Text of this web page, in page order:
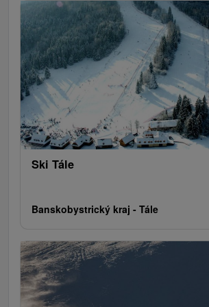
pokój zabaw dla dzieci w hotelu i
empirycznej Tálska Basta
A dodatkowo:
- jezioro z odkrytego basenu i plaży
- ścieżka Kneippa w lesie - różne
krążenie krwi w nogach
- klimatoterapia - uzdrowienie spacery
- bliskość atrakcji turystycznych, takich
turystycznych, ciuchci Tisovec - Zbojská
- nowe trasy i zajęcia letnie w obszarze
Rocky Mountain Bike World, wózki
Drakopark
Ski Tále
Banskobystrický kraj - Tále